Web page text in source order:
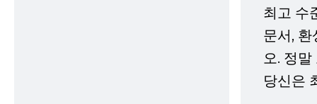
최고 수
문서,
오. 정
당신은